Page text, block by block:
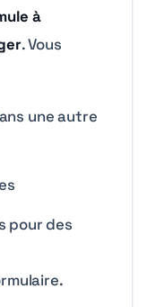
à
. Vous
une autre
pour des